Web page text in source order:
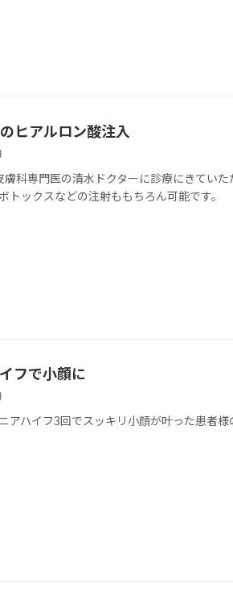
ヒアルロン酸注入
膚科専門医の清水ドクターに診療にきてい
トックスなどの注射ももちろん可能です。
フで小顔に
アハイフ3回でスッキリ小顔が叶った患者様